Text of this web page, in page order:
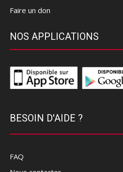
Faire un don
NOS APPLICATIONS
BESOIN D'AIDE ?
FAQ